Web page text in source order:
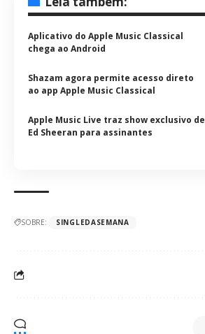
Aplicativo do Apple Music Classical
chega ao Android
Shazam agora permite acesso direto
ao app Apple Music Classical
Apple Music Live traz show exclusivo de
Ed Sheeran para assinantes
SOBRE: SINGLEDASEMANA